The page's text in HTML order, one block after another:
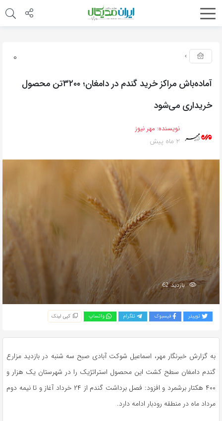
0
آماده‌باش مراکز خرید گندم در دامغان؛ ۳۲۰۰تن محصول
خریداری می‌شود
نویسنده: مهر نیوز
2 ماه پیش
بازدید 62
توییتر فیسبوک تلگرام واتساپ کپی لینک
به گزارش خبرنگار مهر، اسماعیل شوکت آبادی صبح سه شنبه در بازدید مزارع
گندم دامغان سطح کشت این محصول استراتژیک را در شهرستان یک هزار و
۴۰۰ هکتار برشمرد و افزود: فصل برداشت گندم از ۲۴ خرداد آغاز و تا نیمه دوم
مرداد ماه در منطقه رودبار ادامه دارد.